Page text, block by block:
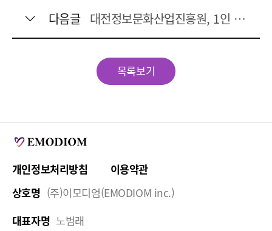
다음글 대전정보문화산업진흥원, 1인 창조기업지원 교류 활발
목록보기
개인정보처리방침
이용약관
상호명 (주)이모디엄(EMODIOM inc.)
대표자명 노범래